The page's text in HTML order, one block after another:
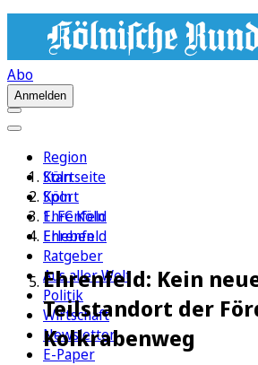
Abo
Anmelden
Region
Köln
Sport
1. FC Köln
Erleben
Ratgeber
Aus aller Welt
Politik
Wirtschaft
Newsletter
E-Paper
Startseite
Köln
Ehrenfeld
Ehrenfeld
Ehrenfeld: Kein
Teilstandort der
Kolkrabenweg